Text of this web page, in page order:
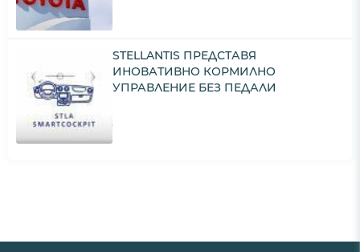
STELLANTIS ПРЕДСТАВЯ
ИНОВАТИВНО КОРМИЛНО
УПРАВЛЕНИЕ БЕЗ ПЕДАЛИ